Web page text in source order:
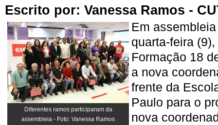
Escrito por: Vanessa Ramos -
Diferentes ramos participaram da
assembleia - Foto: Vanessa Ramos
Em
quarta-feira
Formação 18
a nova
frente da
Paulo para o
nova